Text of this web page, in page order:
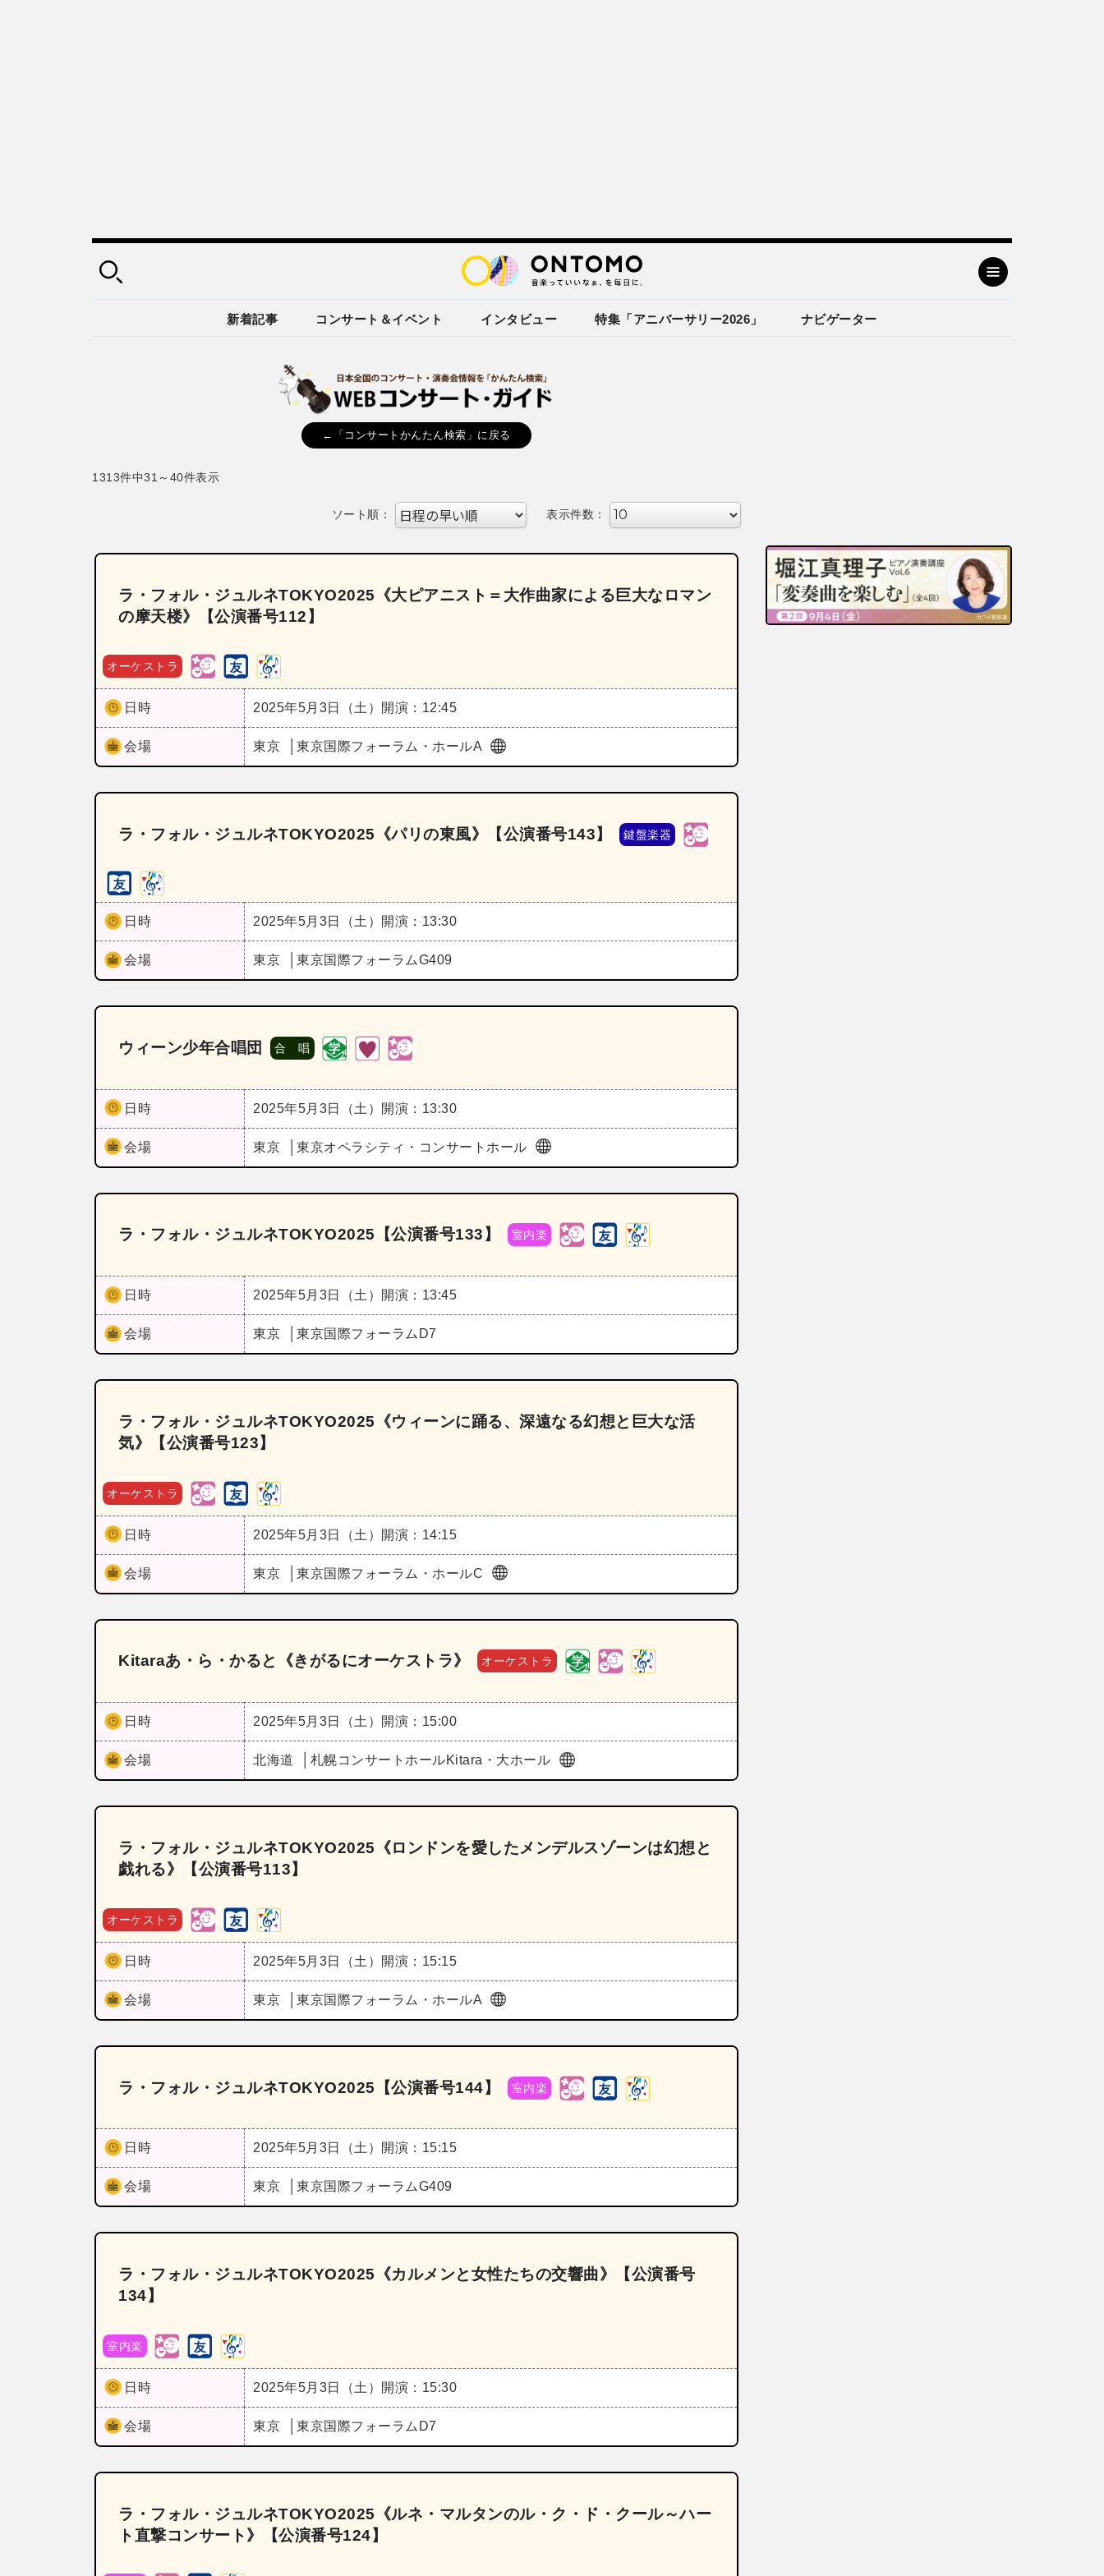
新着記事 コンサート＆イベント インタビュー 特集「アニバーサリー2026」 ナビゲーター
←「コンサートかんたん検索」に戻る
1313件中31～40件表示
ソート順： 表示件数：
ラ・フォル・ジュルネTOKYO2025《大ピアニスト＝大作曲家による巨大なロマン
の摩天楼》【公演番号112】
オーケストラ
日時 2025年5月3日（土） 開演：12:45
会場 東京 東京国際フォーラム・ホールA
ラ・フォル・ジュルネTOKYO2025《パリの東風》【公演番号143】 鍵盤楽器
日時 2025年5月3日（土） 開演：13:30
会場 東京 東京国際フォーラムG409
ウィーン少年合唱団 合 唱
日時 2025年5月3日（土） 開演：13:30
会場 東京 東京オペラシティ・コンサートホール
ラ・フォル・ジュルネTOKYO2025【公演番号133】 室内楽
日時 2025年5月3日（土） 開演：13:45
会場 東京 東京国際フォーラムD7
ラ・フォル・ジュルネTOKYO2025《ウィーンに踊る、深遠なる幻想と巨大な活
気》【公演番号123】
オーケストラ
日時 2025年5月3日（土） 開演：14:15
会場 東京 東京国際フォーラム・ホールC
Kitaraあ・ら・かると《きがるにオーケストラ》 オーケストラ
日時 2025年5月3日（土） 開演：15:00
会場 北海道 札幌コンサートホールKitara・大ホール
ラ・フォル・ジュルネTOKYO2025《ロンドンを愛したメンデルスゾーンは幻想と
戯れる》【公演番号113】
オーケストラ
日時 2025年5月3日（土） 開演：15:15
会場 東京 東京国際フォーラム・ホールA
ラ・フォル・ジュルネTOKYO2025【公演番号144】 室内楽
日時 2025年5月3日（土） 開演：15:15
会場 東京 東京国際フォーラムG409
ラ・フォル・ジュルネTOKYO2025《カルメンと女性たちの交響曲》【公演番号
134】
室内楽
日時 2025年5月3日（土） 開演：15:30
会場 東京 東京国際フォーラムD7
ラ・フォル・ジュルネTOKYO2025《ルネ・マルタンのル・ク・ド・クール～ハー
ト直撃コンサート》【公演番号124】